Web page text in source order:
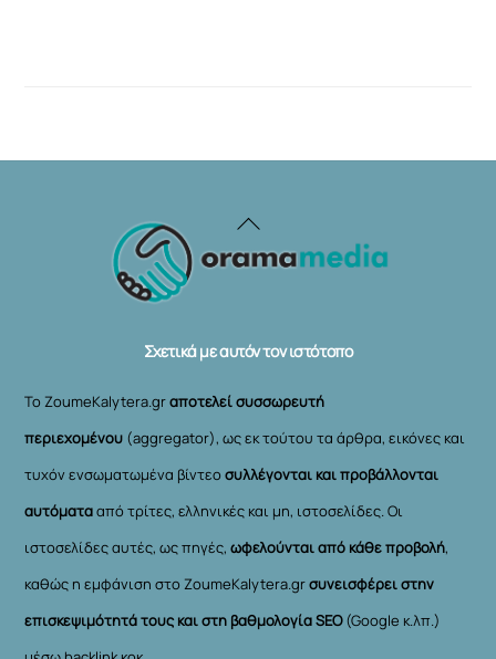
Back
To
Σχετικά με αυτόν τον ιστότοπο
Το ZoumeKalytera.grαποτελεί συσσωρευτή
περιεχομένου (aggregator), ως εκ τούτου τα άρθρα, εικόνες και
τυχόν ενσωματωμένα βίντεοσυλλέγονται και προβάλλονται
αυτόματααπό τρίτες, ελληνικές και μη, ιστοσελίδες. Οι
ιστοσελίδες αυτές, ως πηγές,ωφελούνται από κάθε προβολή,
καθώς η εμφάνιση στο ZoumeKalytera.grσυνεισφέρει στην
επισκεψιμότητά τους και στη βαθμολογία SEO(Google κ.λπ.)